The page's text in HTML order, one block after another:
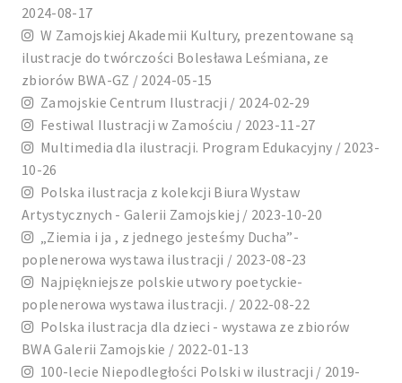
2024-08-17
W Zamojskiej Akademii Kultury, prezentowane są
ilustracje do twórczości Bolesława Leśmiana, ze
zbiorów BWA-GZ / 2024-05-15
Zamojskie Centrum Ilustracji / 2024-02-29
Festiwal Ilustracji w Zamościu / 2023-11-27
Multimedia dla ilustracji. Program Edukacyjny / 2023-
10-26
Polska ilustracja z kolekcji Biura Wystaw
Artystycznych - Galerii Zamojskiej / 2023-10-20
„Ziemia i ja , z jednego jesteśmy Ducha”-
poplenerowa wystawa ilustracji / 2023-08-23
Najpiękniejsze polskie utwory poetyckie-
poplenerowa wystawa ilustracji. / 2022-08-22
Polska ilustracja dla dzieci - wystawa ze zbiorów
BWA Galerii Zamojskie / 2022-01-13
100-lecie Niepodległości Polski w ilustracji / 2019-